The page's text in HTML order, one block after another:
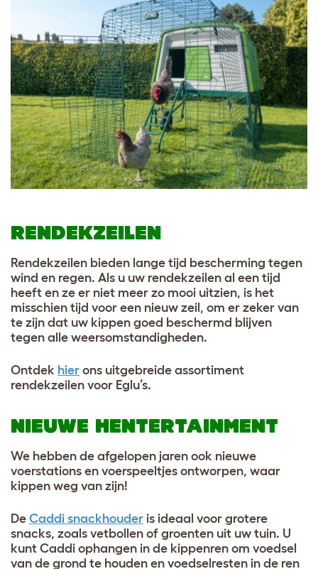
RENDEKZEILEN
Rendekzeilen bieden lange tijd bescherming tegen
wind en regen. Als u uw rendekzeilen al een tijd
heeft en ze er niet meer zo mooi uitzien, is het
misschien tijd voor een nieuw zeil, om er zeker van
te zijn dat uw kippen goed beschermd blijven
tegen alle weersomstandigheden.
Ontdek hier ons uitgebreide assortiment
rendekzeilen voor Eglu’s.
NIEUWE HENTERTAINMENT
We hebben de afgelopen jaren ook nieuwe
voerstations en voerspeeltjes ontworpen, waar
kippen weg van zijn!
De Caddi snackhouder is ideaal voor grotere
snacks, zoals vetbollen of groenten uit uw tuin. U
kunt Caddi ophangen in de kippenren om voedsel
van de grond te houden en voedselresten in de ren